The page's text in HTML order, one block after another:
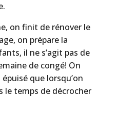
on finit de rénover le
on prépare la
il ne s’agit pas de
de congé! On
que lorsqu’on
le temps de décrocher